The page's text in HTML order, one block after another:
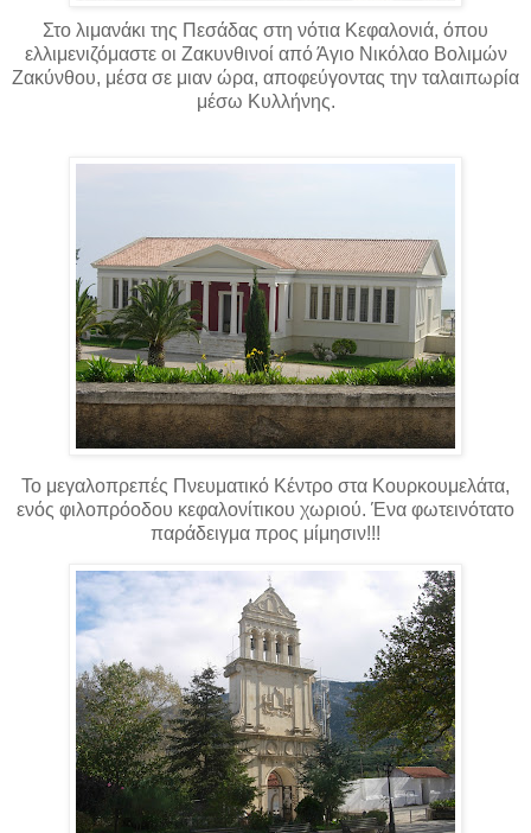
Στο λιμανάκι της Πεσάδας στη νότια Κεφαλονιά, όπου
ελλιμενιζόμαστε οι Ζακυνθινοί από Άγιο Νικόλαο Βολιμών
Ζακύνθου, μέσα σε μιαν ώρα, αποφεύγοντας την ταλαιπωρία
μέσω Κυλλήνης.
Το μεγαλοπρεπές Πνευματικό Κέντρο στα Κουρκουμελάτα,
ενός φιλοπρόοδου κεφαλονίτικου χωριού. Ένα φωτεινότατο
παράδειγμα προς μίμησιν!!!